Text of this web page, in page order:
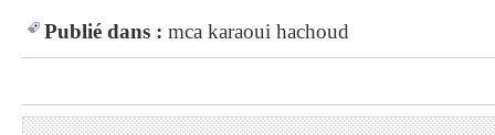
Publié dans : mca karaoui hachoud